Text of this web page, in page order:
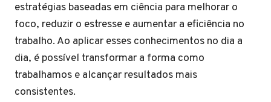
estratégias baseadas em ciência para melhorar o
foco, reduzir o estresse e aumentar a eficiência no
trabalho. Ao aplicar esses conhecimentos no dia a
dia, é possível transformar a forma como
trabalhamos e alcançar resultados mais
consistentes.